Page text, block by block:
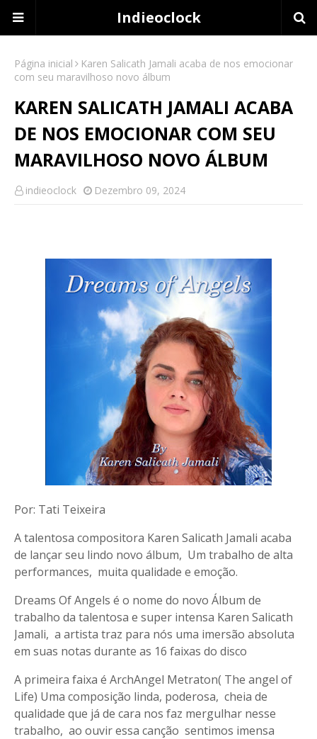
Indieoclock
Página inicial
Karen Salicath Jamali acaba de nos emocionar
com seu maravilhoso novo álbum
KAREN SALICATH JAMALI ACABA
DE NOS EMOCIONAR COM SEU
MARAVILHOSO NOVO ÁLBUM
indieoclock Dezembro 09, 2024
Por: Tati Teixeira
A talentosa compositora Karen Salicath Jamali acaba
de lançar seu lindo novo álbum, Um trabalho de alta
performances, muita qualidade e emoção.
Dreams Of Angels é o nome do novo Álbum de
trabalho da talentosa e super intensa Karen Salicath
Jamali, a artista traz para nós uma imersão absoluta
em suas notas durante as 16 faixas do disco
A primeira faixa é ArchAngel Metraton( The angel of
Life) Uma composição linda, poderosa, cheia de
qualidade que já de cara nos faz mergulhar nesse
trabalho, ao ouvir essa canção sentimos imensa